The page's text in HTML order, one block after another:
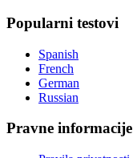
Popularni testovi
Spanish
French
German
Russian
Pravne informacije